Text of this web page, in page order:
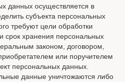
данных осуществляется в
субъекта персональных
требуют цели обработки
срок хранения персональных
законом, договором,
или поручителем
персональных данных.
данные уничтожаются либо